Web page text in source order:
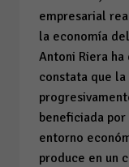
empresarial
la economía
Antoni Riera
constata que
beneficiada
entorno
produce en un